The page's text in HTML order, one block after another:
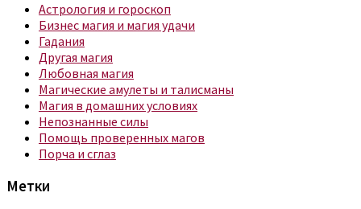
Астрология и гороскоп
Бизнес магия и магия удачи
Гадания
Другая магия
Любовная магия
Магические амулеты и талисманы
Магия в домашних условиях
Непознанные силы
Помощь проверенных магов
Порча и сглаз
Метки